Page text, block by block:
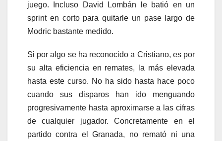
juego. Incluso David Lombán le batió en un
sprint en corto para quitarle un pase largo de
Modric bastante medido.
Si por algo se ha reconocido a Cristiano, es por
su alta eficiencia en remates, la más elevada
hasta este curso. No ha sido hasta hace poco
cuando sus disparos han ido menguando
progresivamente hasta aproximarse a las cifras
de cualquier jugador. Concretamente en el
partido contra el Granada, no remató ni una